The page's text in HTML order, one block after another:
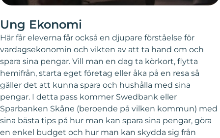
Ung Ekonomi
Här får eleverna får också en djupare förståelse för
vardagsekonomin och vikten av att ta hand om och
spara sina pengar. Vill man en dag ta körkort, flytta
hemifrån, starta eget företag eller åka på en resa så
gäller det att kunna spara och hushålla med sina
pengar. I detta pass kommer Swedbank eller
Sparbanken Skåne (beroende på vilken kommun) med
sina bästa tips på hur man kan spara sina pengar, göra
en enkel budget och hur man kan skydda sig från